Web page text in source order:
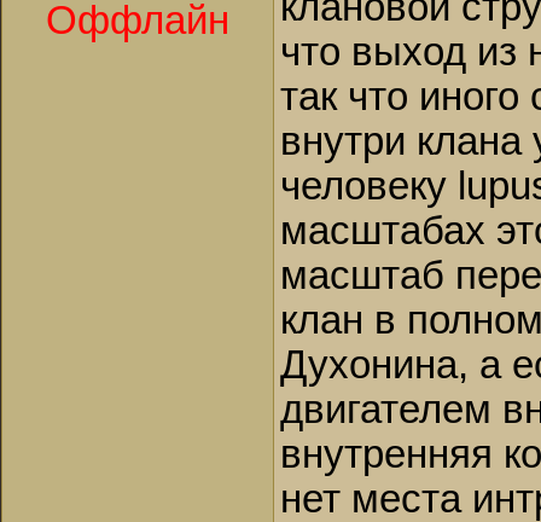
Оффлайн
что выход из
так что
внутри клана
человеку
масштабах
масштаб
клан в
Духонина, а
двигателем
внутренняя
нет места